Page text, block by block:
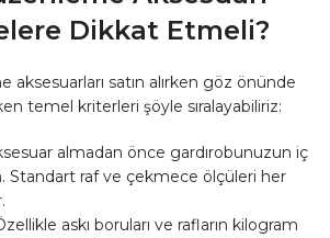
Dikkat Etmeli?
aksesuarları satın alırken göz önünde
temel kriterleri şöyle sıralayabiliriz:
almadan önce gardırobunuzun iç
Standart raf ve çekmece ölçüleri her
askı boruları ve rafların kilogram